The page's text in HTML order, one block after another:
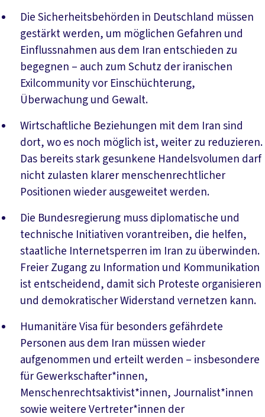
Die Sicherheitsbehörden in Deutschland müssen
gestärkt werden, um möglichen Gefahren und
Einflussnahmen aus dem Iran entschieden zu
begegnen – auch zum Schutz der iranischen
Exilcommunity vor Einschüchterung,
Überwachung und Gewalt.
Wirtschaftliche Beziehungen mit dem Iran sind
dort, wo es noch möglich ist, weiter zu reduzieren.
Das bereits stark gesunkene Handelsvolumen darf
nicht zulasten klarer menschenrechtlicher
Positionen wieder ausgeweitet werden.
Die Bundesregierung muss diplomatische und
technische Initiativen vorantreiben, die helfen,
staatliche Internetsperren im Iran zu überwinden.
Freier Zugang zu Information und Kommunikation
ist entscheidend, damit sich Proteste organisieren
und demokratischer Widerstand vernetzen kann.
Humanitäre Visa für besonders gefährdete
Personen aus dem Iran müssen wieder
aufgenommen und erteilt werden – insbesondere
für Gewerkschafter*innen,
Menschenrechtsaktivist*innen, Journalist*innen
sowie weitere Vertreter*innen der